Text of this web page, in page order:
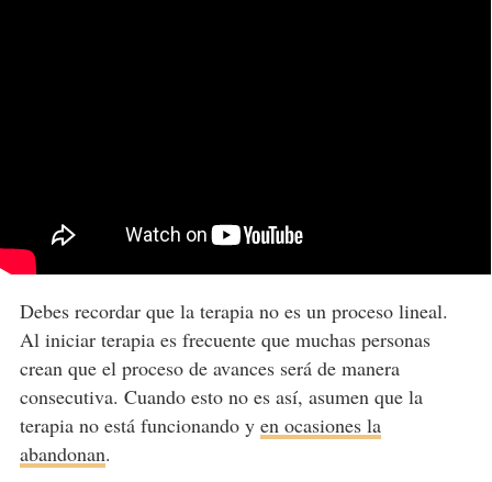
Debes recordar que la terapia no es un proceso lineal.
Al iniciar terapia es frecuente que muchas personas
crean que el proceso de avances será de manera
consecutiva. Cuando esto no es así, asumen que la
terapia no está funcionando y en ocasiones la
abandonan.